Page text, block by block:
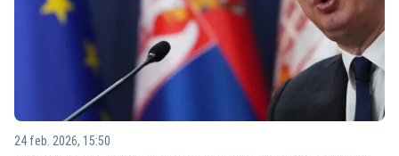
24 feb. 2026, 15:50